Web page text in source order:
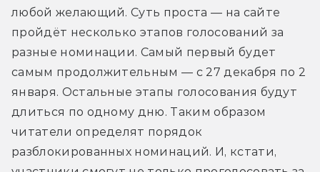
любой желающий. Суть проста — на сайте
пройдёт несколько этапов голосований за
разные номинации. Самый первый будет
самым продолжительным — с 27 декабря по 2
января. Остальные этапы голосования будут
длиться по одному дню. Таким образом
читатели определят порядок
разблокированных номинаций. И, кстати,